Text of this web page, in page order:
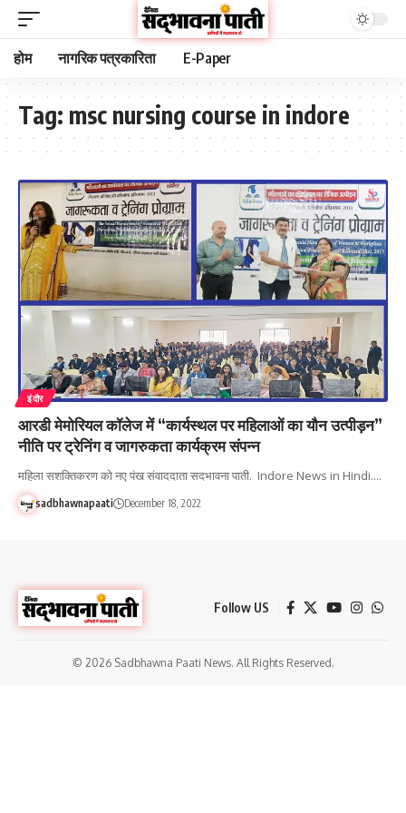
होम नागरिक पत्रकारिता E-Paper
Tag: msc nursing course in indore
इंदौर
आरडी मेमोरियल कॉलेज में “कार्यस्थल पर महिलाओं का यौन उत्पीड़न”
नीति पर ट्रेनिंग व जागरुकता कार्यक्रम संपन्न
महिला सशक्तिकरण को नए पंख संवाददाता सदभावना पाती. Indore News in Hindi.…
sadbhawnapaati December 18, 2022
Follow US
© 2026 Sadbhawna Paati News. All Rights Reserved.